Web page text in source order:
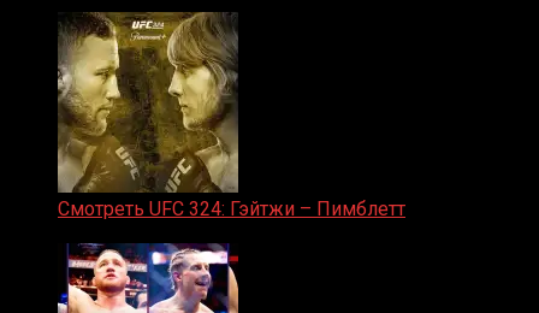
Смотреть UFC 324: Гэйтжи – Пимблетт